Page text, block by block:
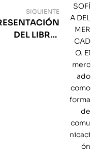
SIGUIENTE
DEL LIBRO: